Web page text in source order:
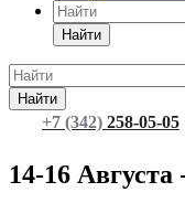
Найти
Найти
+7 (342) 258-05-05
14-16